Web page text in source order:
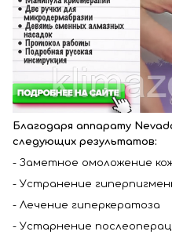
Благодаря аппарату
следующих результатов:
- Заметное омоложение
- Устранение
- Лечение гиперкератоза
- Устарнение